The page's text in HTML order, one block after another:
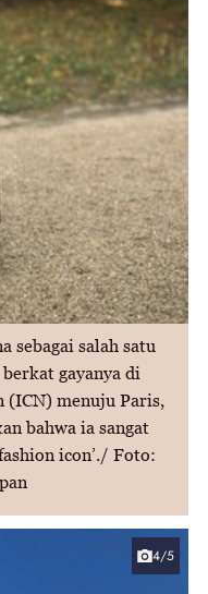
sebagai salah satu
gayanya di
(ICN) menuju Paris,
bahwa ia sangat
icon’./ Foto:
4/5